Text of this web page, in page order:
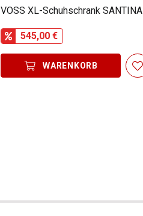
VOSS XL-Schuhschrank SANTINA
545,00 €
WARENKORB